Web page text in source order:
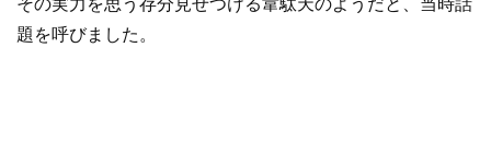
その実力を思う存分見せつける韋駄天のようだと、当時話
題を呼びました。